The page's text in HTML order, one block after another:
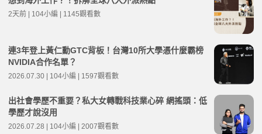
2天前 | 104小編 | 1145觀看數
連3年登上黃仁勳GTC背板！台灣10所大學憑什麼霸榜
NVIDIA合作名單？
2026.07.30 | 104小編 | 1597觀看數
出社會學歷不重要？私大女轉戰科技業心碎 網搖頭：低
學歷才說沒用
2026.07.28 | 104小編 | 2007觀看數